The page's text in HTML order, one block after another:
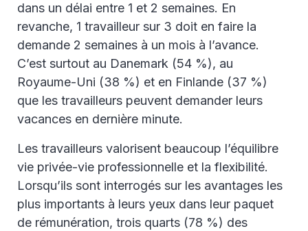
dans un délai entre 1 et 2 semaines. En
revanche, 1 travailleur sur 3 doit en faire la
demande 2 semaines à un mois à l’avance.
C’est surtout au Danemark (54 %), au
Royaume-Uni (38 %) et en Finlande (37 %)
que les travailleurs peuvent demander leurs
vacances en dernière minute.
Les travailleurs valorisent beaucoup l’équilibre
vie privée-vie professionnelle et la flexibilité.
Lorsqu’ils sont interrogés sur les avantages les
plus importants à leurs yeux dans leur paquet
de rémunération, trois quarts (78 %) des